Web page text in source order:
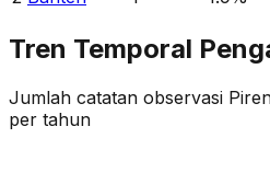
Tren Temporal
Jumlah catatan observasi
per tahun